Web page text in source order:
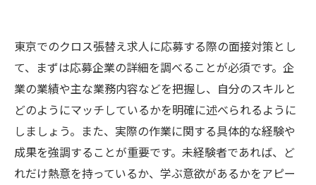
東京でのクロス張替え求人に応募する際の面接対策とし
て、まずは応募企業の詳細を調べることが必須です。企
業の業績や主な業務内容などを把握し、自分のスキルと
どのようにマッチしているかを明確に述べられるように
しましょう。また、実際の作業に関する具体的な経験や
成果を強調することが重要です。未経験者であれば、ど
れだけ熱意を持っているか、学ぶ意欲があるかをアピー